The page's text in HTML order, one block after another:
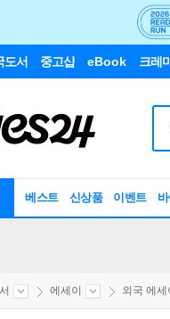
도서 중고샵 eBook 크레
베스트 신상품 이벤트
에세이 외국 에세